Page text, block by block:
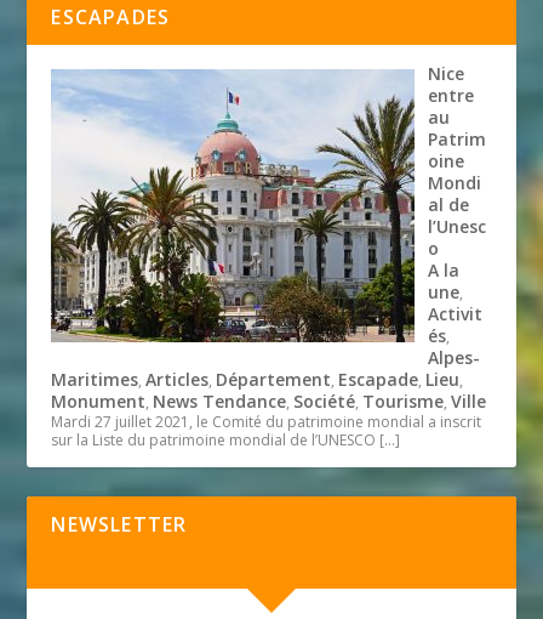
ESCAPADES
Nice
entre
au
Patrim
oine
Mondi
al de
l’Unesc
o
A la
une,
Activit
és,
Alpes-
Maritimes,Articles, Département, Escapade, Lieu,
Monument, News Tendance, Société, Tourisme,Ville
Mardi 27 juillet 2021, le Comité du patrimoine mondial a inscrit
sur la Liste du patrimoine mondial de l’UNESCO […]
NEWSLETTER